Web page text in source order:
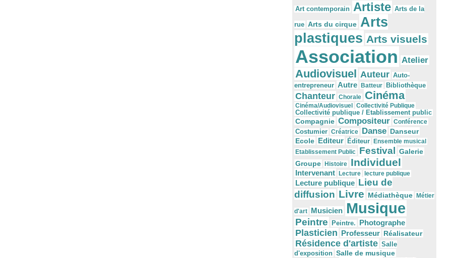
Art contemporain Artiste Arts de la
rue Arts du cirque Arts
plastiques Arts visuels
Association Atelier
Audiovisuel Auteur Auto-
entrepreneur Autre Batteur Bibliothèque
Chanteur Chorale Cinéma
Cinéma/Audiovisuel
Collectivité Publique
Collectivité publique / Etablissement public
Compagnie Compositeur Conférence
Costumier Créatrice Danse Danseur
Ecole Editeur Éditeur
Ensemble musical
Etablissement Public Festival Galerie
Groupe
Histoire Individuel
Intervenant Lecture lecture publique
Lecture publique Lieu de
diffusion Livre Médiathèque Métier
d'art Musicien Musique
Peintre Peintre. Photographe
Plasticien Professeur Réalisateur
Résidence d'artiste Salle
d'exposition Salle de musique